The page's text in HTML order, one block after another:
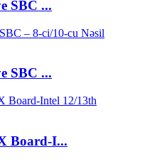
SBC ...
SBC ...
Board-I...